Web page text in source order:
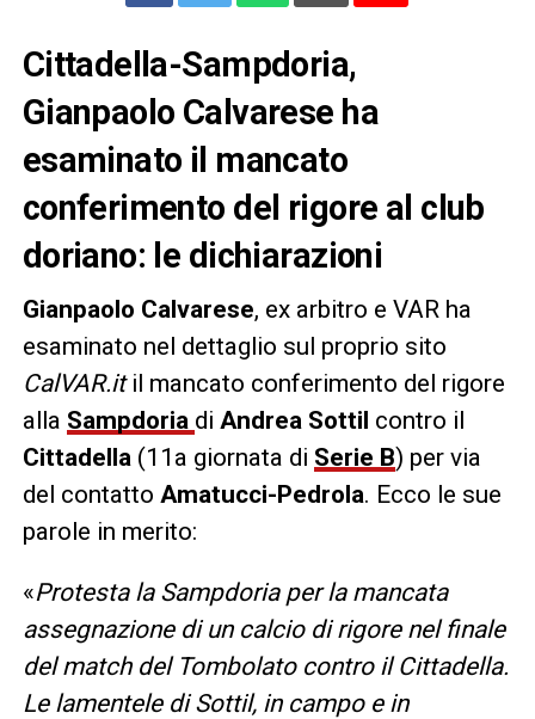
Cittadella-Sampdoria,
Gianpaolo Calvarese ha
esaminato il mancato
conferimento del rigore al club
doriano: le dichiarazioni
Gianpaolo Calvarese, ex arbitro e VAR ha
esaminato nel dettaglio sul proprio sito
CalVAR.itil mancato conferimento del rigore
alla Sampdoria di Andrea Sottil contro il
Cittadella (11a giornata di Serie B) per via
del contatto Amatucci-Pedrola. Ecco le sue
parole in merito:
«Protesta la Sampdoria per la mancata
assegnazione di un calcio di rigore nel finale
del match del Tombolato contro il Cittadella.
Le lamentele di Sottil, in campo e in